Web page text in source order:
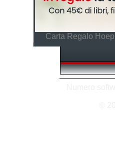
Carta Regalo